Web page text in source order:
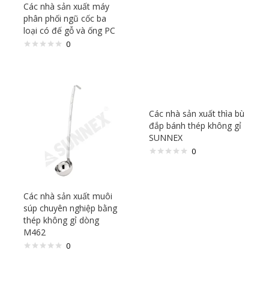
Các nhà sản xuất máy
phân phối ngũ cốc ba
loại có đế gỗ và ống PC
0
Các nhà sản xuất muôi
súp chuyên nghiệp bằng
thép không gỉ dòng
M462
0
Các nhà sản xuất thìa bù
đắp bánh thép không gỉ
SUNNEX
0